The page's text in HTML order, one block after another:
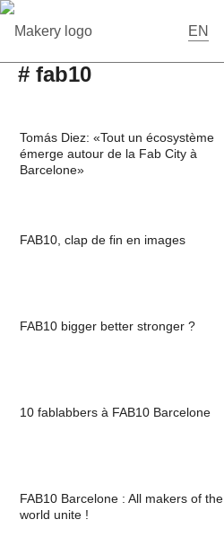
EN
# fab10
Tomás Diez: «Tout un écosystème
émerge autour de la Fab City à
Barcelone»
FAB10, clap de fin en images
FAB10 bigger better stronger ?
10 fablabbers à FAB10 Barcelone
FAB10 Barcelone : All makers of the
world unite !